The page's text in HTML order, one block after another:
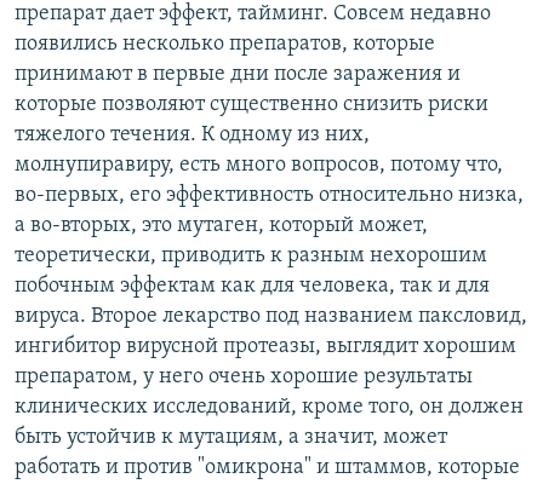
препарат дает эффект, тайминг. Совсем недавно
появились несколько препаратов, которые
принимают в первые дни после заражения и
которые позволяют существенно снизить риски
тяжелого течения. К одному из них,
молнупиравиру, есть много вопросов, потому что,
во-первых, его эффективность относительно низка,
а во-вторых, это мутаген, который может,
теоретически, приводить к разным нехорошим
побочным эффектам как для человека, так и для
вируса. Второе лекарство под названием паксловид,
ингибитор вирусной протеазы, выглядит хорошим
препаратом, у него очень хорошие результаты
клинических исследований, кроме того, он должен
быть устойчив к мутациям, а значит, может
работать и против "омикрона" и штаммов, которые